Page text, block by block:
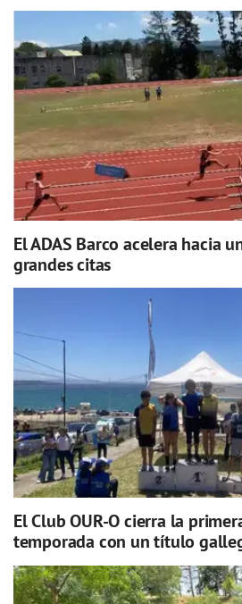
El ADAS Barco acelera hacia
grandes citas
El Club OUR-O cierra la
temporada con un título